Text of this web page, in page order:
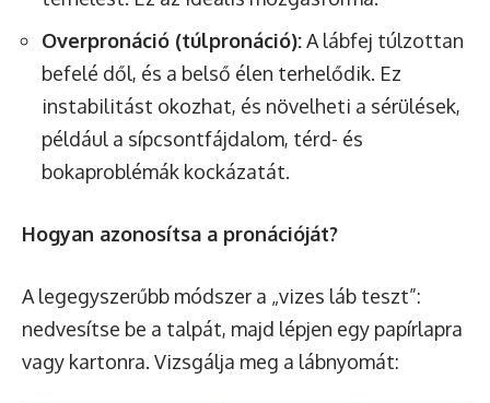
Overpronáció (túlpronáció):A lábfej túlzottan
befelé dől, és a belső élen terhelődik. Ez
instabilitást okozhat, és növelheti a sérülések,
például a sípcsontfájdalom, térd- és
bokaproblémák kockázatát.
Hogyan azonosítsa a pronációját?
A legegyszerűbb módszer a „vizes láb teszt”:
nedvesítse be a talpát, majd lépjen egy papírlapra
vagy kartonra. Vizsgálja meg a lábnyomát: